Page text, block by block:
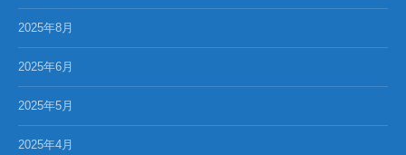
2025年8月
2025年6月
2025年5月
2025年4月